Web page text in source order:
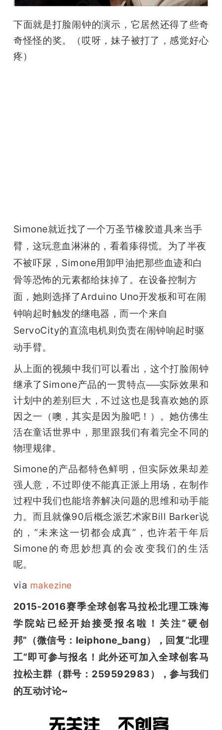
下面就是打脸闹钟的演示，它居然还得了些奇
奇怪怪的奖。（哎呀，妹子被打了，感觉好心
疼）
Simone就近找了一个万圣节橡胶道具来当手
臂，这玩意血淋淋的，看着瘆得慌。为了半夜
不被吓尿，Simone用卸甲油把那些血迹和白
骨等恐怖的元素都给抹掉了。在设备控制方
面，她则选择了Arduino Uno开发板和可在闹
钟响起时触发的继电器，而一个来自
ServoCity的直流电机则负责在闹钟响起时驱
动手臂。
从上面的视频中我们可以看出，这个打脸闹钟
继承了Simone产品的一贯特点──实际效果和
计划中的差别巨大，不过这也是我喜欢她的原
因之一（噢，其实是因为脸吧！）。她仿佛生
活在童话世界中，那里跟我们有着完全不同的
物理规律。
Simone的产品都特色鲜明，但实际效果却差
强人意，不过即使不能真正派上用场，在制作
过程中我们也能培养解决问题的思维和动手能
力。而且就像90后概念派艺术家Bill Barker说
的，“未来这一切都会成真”，也许若干年后
Simone的奇思妙想真的会改变我们的生活
呢。
via makezine
2015-2016赛季全球创客马拉松北理工珠海
学院站已经开始接受报名啦！ 关注“硬创
邦”（微信号：leiphone_bang）， 回复“北理
工”即可参与报名！ 此外还可加入全球创客马
拉松主群 （群号：259592983 ），参与我们
的互动讨论~